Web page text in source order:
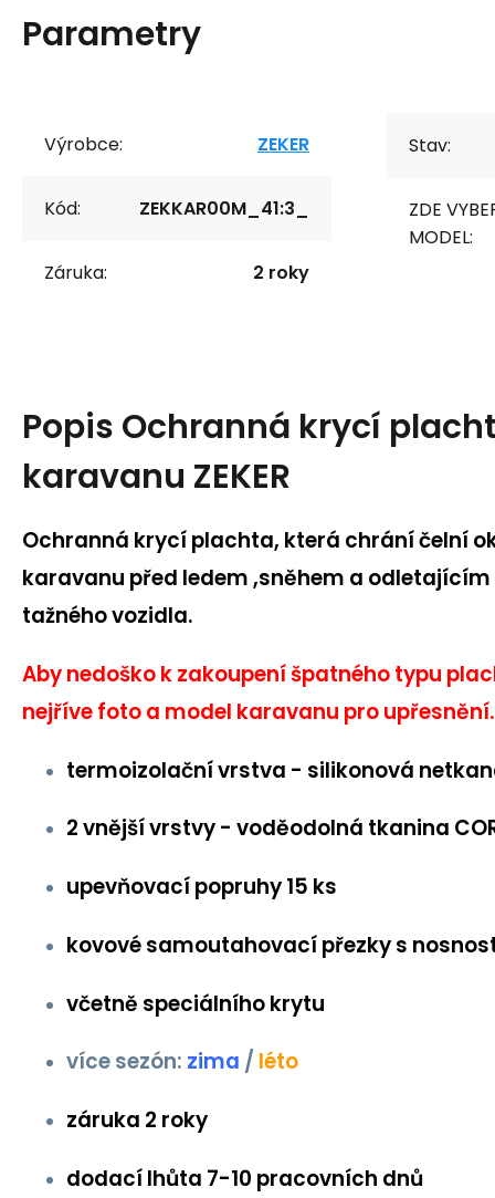
Parametry
Výrobce: ZEKER
Kód: ZEKKAR00M_41:3_
Záruka: 2 roky
Stav:
ZDE
MODEL:
Popis Ochranná krycí
karavanu ZEKER
Ochranná krycí plachta, která chrání čelní
karavanu před ledem ,sněhem a
tažného vozidla.
Aby nedoško k zakoupení špatného typu
nejříve foto a model karavanu pro upřesnění.
termoizolační vrstva - silikonová
2 vnější vrstvy - voděodolná tkanina
upevňovací popruhy 15 ks
kovové samoutahovací přezky s
včetně speciálního krytu
více sezón: zima / léto
záruka 2 roky
dodací lhůta 7-10 pracovních dnů